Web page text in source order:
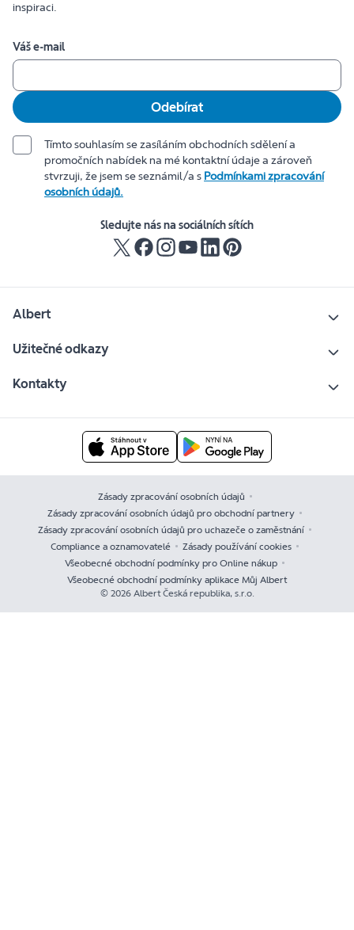
inspiraci.
Váš e-mail
Odebírat
Tímto souhlasím se zasíláním obchodních sdělení a
promočních nabídek na mé kontaktní údaje a zároveň
stvrzuji, že jsem se seznámil/a s Podmínkami zpracování
osobních údajů.
Sledujte nás na sociálních sítích
Albert
Užitečné odkazy
Kontakty
Zásady zpracování osobních údajů
Zásady zpracování osobních údajů pro obchodní partnery
Zásady zpracování osobních údajů pro uchazeče o zaměstnání
Compliance a oznamovatelé
Zásady používání cookies
Všeobecné obchodní podmínky pro Online nákup
Všeobecné obchodní podmínky aplikace Můj Albert
© 2026 Albert Česká republika, s.r.o.